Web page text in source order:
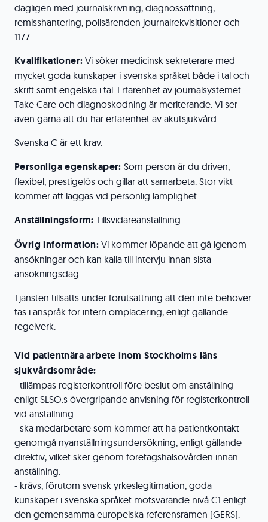
dagligen med journalskrivning, diagnossättning,
remisshantering, polisärenden journalrekvisitioner och
1177.
Kvalifikationer: Vi söker medicinsk sekreterare med
mycket goda kunskaper i svenska språket både i tal och
skrift samt engelska i tal. Erfarenhet av journalsystemet
Take Care och diagnoskodning är meriterande. Vi ser
även gärna att du har erfarenhet av akutsjukvård.
Svenska C är ett krav.
Personliga egenskaper: Som person är du driven,
flexibel, prestigelös och gillar att samarbeta. Stor vikt
kommer att läggas vid personlig lämplighet.
Anställningsform: Tillsvidareanställning .
Övrig information: Vi kommer löpande att gå igenom
ansökningar och kan kalla till intervju innan sista
ansökningsdag.
Tjänsten tillsätts under förutsättning att den inte behöver
tas i anspråk för intern omplacering, enligt gällande
regelverk.
Vid patientnära arbete inom Stockholms läns
sjukvårdsområde:
- tillämpas registerkontroll före beslut om anställning
enligt SLSO:s övergripande anvisning för registerkontroll
vid anställning.
- ska medarbetare som kommer att ha patientkontakt
genomgå nyanställningsundersökning, enligt gällande
direktiv, vilket sker genom företagshälsovården innan
anställning.
- krävs, förutom svensk yrkeslegitimation, goda
kunskaper i svenska språket motsvarande nivå C1 enligt
den gemensamma europeiska referensramen (GERS).